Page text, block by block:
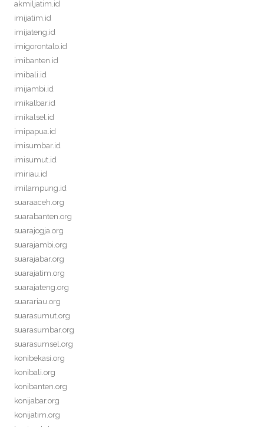
akmiljatim.id
imijatim.id
imijateng.id
imigorontalo.id
imibanten.id
imibali.id
imijambi.id
imikalbar.id
imikalsel.id
imipapua.id
imisumbar.id
imisumut.id
imiriau.id
imilampung.id
suaraaceh.org
suarabanten.org
suarajogja.org
suarajambi.org
suarajabar.org
suarajatim.org
suarajateng.org
suarariau.org
suarasumut.org
suarasumbar.org
suarasumsel.org
konibekasi.org
konibali.org
konibanten.org
konijabar.org
konijatim.org